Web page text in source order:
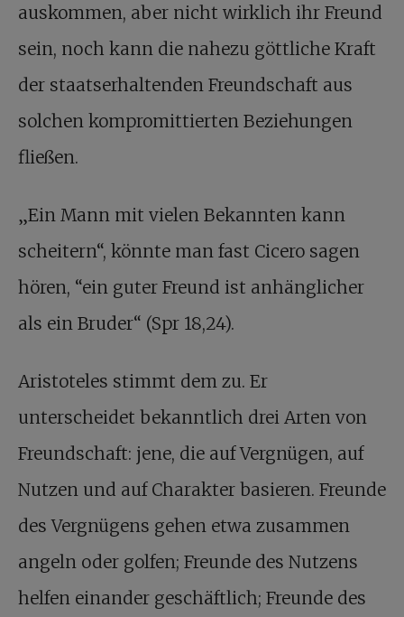
auskommen, aber nicht wirklich ihr Freund
sein, noch kann die nahezu göttliche Kraft
der staatserhaltenden Freundschaft aus
solchen kompromittierten Beziehungen
fließen.
„Ein Mann mit vielen Bekannten kann
scheitern“, könnte man fast Cicero sagen
hören, “ein guter Freund ist anhänglicher
als ein Bruder“ (Spr 18,24).
Aristoteles stimmt dem zu. Er
unterscheidet bekanntlich drei Arten von
Freundschaft: jene, die auf Vergnügen, auf
Nutzen und auf Charakter basieren. Freunde
des Vergnügens gehen etwa zusammen
angeln oder golfen; Freunde des Nutzens
helfen einander geschäftlich; Freunde des